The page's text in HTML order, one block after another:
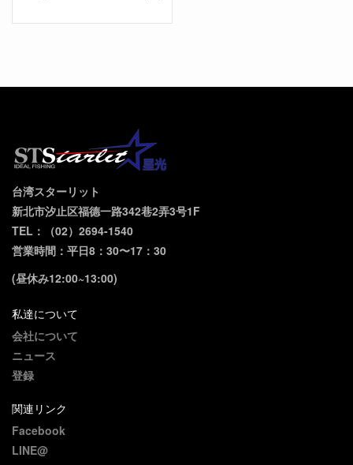
台湾スターリット
新北市汐止区福德一路342巷2弄3号1F
TEL：（02）2694-1540
営業時間：平日8：30〜17：30
(昼休み12:00~13:00)
私達について
会社について
ニュース
登録
関連リンク
Facebook
LINE@